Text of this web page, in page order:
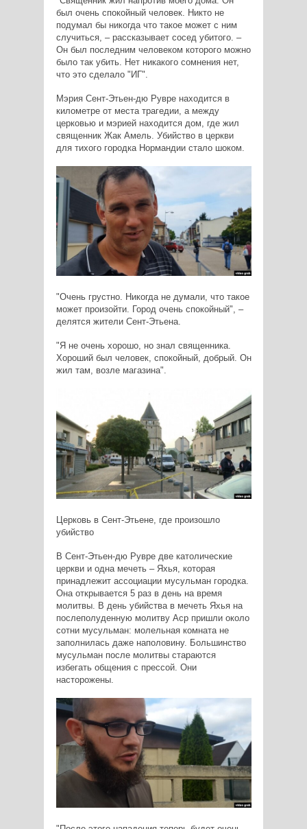
был очень спокойный человек. Никто не
подумал бы никогда что такое может с ним
случиться, – рассказывает сосед убитого. –
Он был последним человеком которого можно
было так убить. Нет никакого сомнения нет,
что это сделало "ИГ".
Мэрия Сент-Этьен-дю Рувре находится в
километре от места трагедии, а между
церковью и мэрией находится дом, где жил
священник Жак Амель. Убийство в церкви
для тихого городка Нормандии стало шоком.
"Очень грустно. Никогда не думали, что такое
может произойти. Город очень спокойный", –
делятся жители Сент-Этьена.
"Я не очень хорошо, но знал священника.
Хороший был человек, спокойный, добрый. Он
жил там, возле магазина".
Церковь в Сент-Этьене, где произошло
убийство
В Сент-Этьен-дю Рувре две католические
церкви и одна мечеть – Яхья, которая
принадлежит ассоциации мусульман городка.
Она открывается 5 раз в день на время
молитвы. В день убийства в мечеть Яхья на
послеполуденную молитву Аср пришли около
сотни мусульман: молельная комната не
заполнилась даже наполовину. Большинство
мусульман после молитвы стараются
избегать общения с прессой. Они
насторожены.